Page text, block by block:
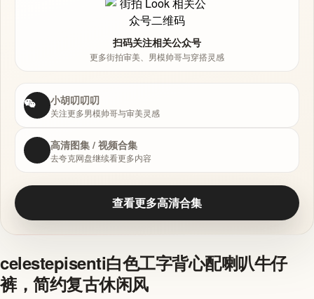
扫码关注相关公众号
更多街拍审美、男模帅哥与穿搭灵感
小胡叨叨叨
关注更多男模帅哥与审美灵感
高清图集 / 视频合集
去夸克网盘继续看更多内容
查看更多高清合集
celestepisenti白色工字背心配喇叭牛仔
裤，简约复古休闲风